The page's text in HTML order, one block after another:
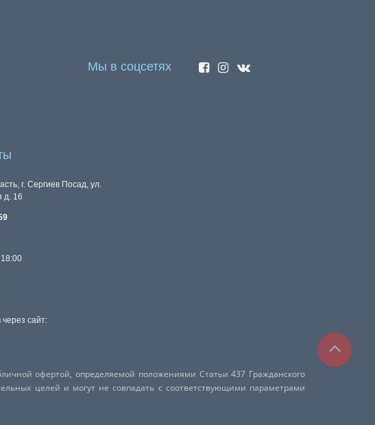
Мы в соцсетях
г. Сергиев Посад, ул.
д. 16
сайт:
офертой, определяемой положениями Статьи 437 Гражданского
целей и могут не совпадать с соответствующими параметрами